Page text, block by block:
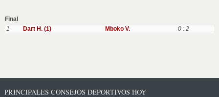
Final
1
Dart H. (1) Mboko V. 0 : 2
PRINCIPALES CONSEJOS DEPORTIVOS HOY